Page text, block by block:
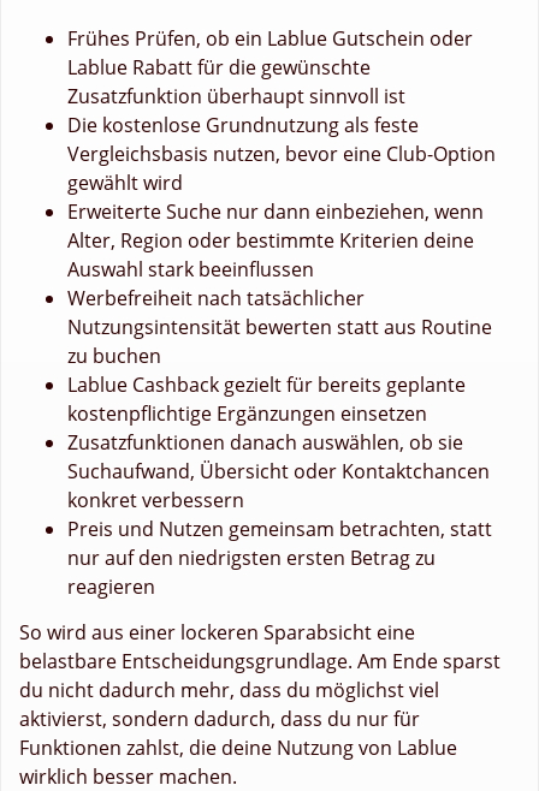
Frühes Prüfen, ob ein Lablue Gutschein oder
Lablue Rabatt für die gewünschte
Zusatzfunktion überhaupt sinnvoll ist
Die kostenlose Grundnutzung als feste
Vergleichsbasis nutzen, bevor eine Club-Option
gewählt wird
Erweiterte Suche nur dann einbeziehen, wenn
Alter, Region oder bestimmte Kriterien deine
Auswahl stark beeinflussen
Werbefreiheit nach tatsächlicher
Nutzungsintensität bewerten statt aus Routine
zu buchen
Lablue Cashback gezielt für bereits geplante
kostenpflichtige Ergänzungen einsetzen
Zusatzfunktionen danach auswählen, ob sie
Suchaufwand, Übersicht oder Kontaktchancen
konkret verbessern
Preis und Nutzen gemeinsam betrachten, statt
nur auf den niedrigsten ersten Betrag zu
reagieren
So wird aus einer lockeren Sparabsicht eine
belastbare Entscheidungsgrundlage. Am Ende sparst
du nicht dadurch mehr, dass du möglichst viel
aktivierst, sondern dadurch, dass du nur für
Funktionen zahlst, die deine Nutzung von Lablue
wirklich besser machen.